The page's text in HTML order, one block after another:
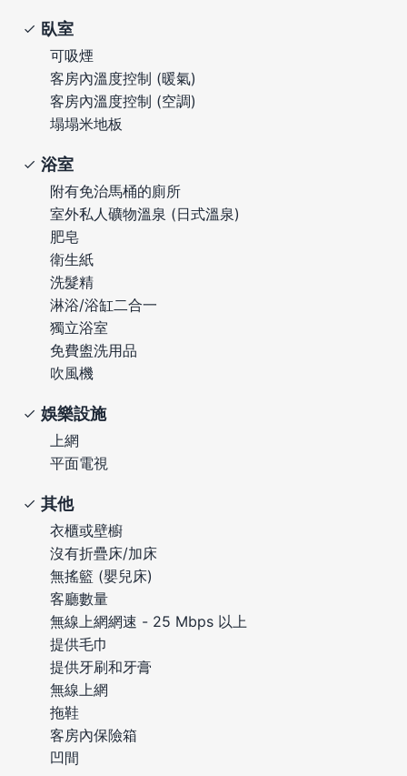
臥室
可吸煙
客房內溫度控制 (暖氣)
客房內溫度控制 (空調)
塌塌米地板
浴室
附有免治馬桶的廁所
室外私人礦物溫泉 (日式溫泉)
肥皂
衛生紙
洗髮精
淋浴/浴缸二合一
獨立浴室
免費盥洗用品
吹風機
娛樂設施
上網
平面電視
其他
衣櫃或壁櫥
沒有折疊床/加床
無搖籃 (嬰兒床)
客廳數量
無線上網網速 - 25 Mbps 以上
提供毛巾
提供牙刷和牙膏
無線上網
拖鞋
客房內保險箱
凹間